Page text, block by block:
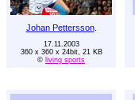
Johan Pettersson.
17.11.2003
360 x 360 x 24bit, 21 KB
© living sports